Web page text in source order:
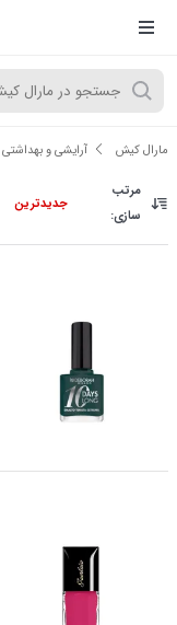
مارال کیش آرایشی و بهداشتی
مرتب
سازی:
جدیدترین